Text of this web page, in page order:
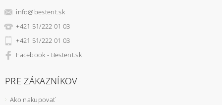
info@bestent.sk
+421 51/222 01 03
+421 51/222 01 03
Facebook - Bestent.sk
PRE ZÁKAZNÍKOV
Ako nakupovať